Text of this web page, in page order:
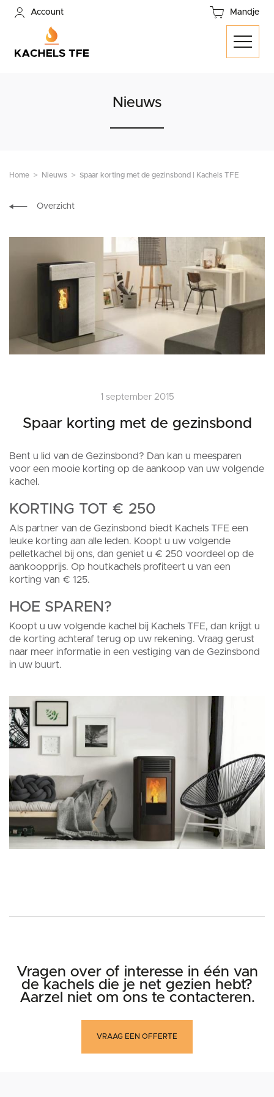
Account Mandje
Nieuws
Home Nieuws Spaar korting met de gezinsbond | Kachels TFE
Overzicht
1 september 2015
Spaar korting met de gezinsbond
Bent u lid van de Gezinsbond? Dan kan u meesparen
voor een mooie korting op de aankoop van uw volgende
kachel.
KORTING TOT € 250
Als partner van de Gezinsbond biedt Kachels TFE een
leuke korting aan alle leden. Koopt u uw volgende
pelletkachel bij ons, dan geniet u € 250 voordeel op de
aankoopprijs. Op houtkachels profiteert u van een
korting van € 125.
HOE SPAREN?
Koopt u uw volgende kachel bij Kachels TFE, dan krijgt u
de korting achteraf terug op uw rekening. Vraag gerust
naar meer informatie in een vestiging van de Gezinsbond
in uw buurt.
Vragen over of interesse in één van
de kachels die je net gezien hebt?
Aarzel niet om ons te contacteren.
VRAAG EEN OFFERTE